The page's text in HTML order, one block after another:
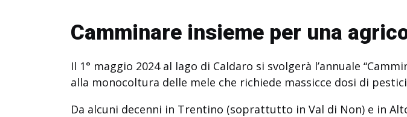
Camminare insieme per una
Il 1° maggio 2024 al lago di Caldaro si svolgerà l’annuale
alla monocoltura delle mele che richiede massicce dosi di
Da alcuni decenni in Trentino (soprattutto in Val di Non) e in